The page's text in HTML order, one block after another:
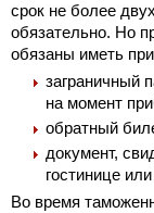
срок не более
обязательно. Но
обязаны иметь
заграничный
на момент
обратный
документ,
гостинице
Во время